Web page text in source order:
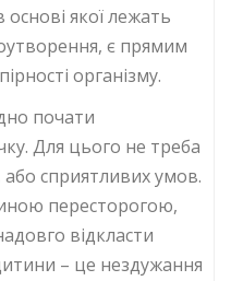
основі якої лежать
є прямим
організму.
почати
Для цього не треба
або сприятливих умов.
пересторогою,
відкласти
– це нездужання